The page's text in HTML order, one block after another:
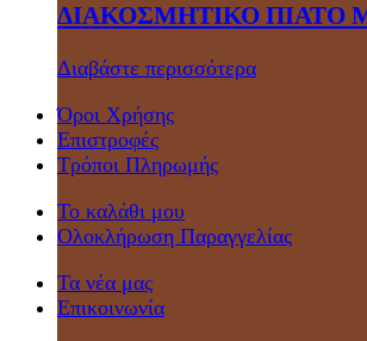
ΔΙΑΚΟΣΜΗΤΙΚΟ ΠΙΑΤΟ
Διαβάστε περισσότερα
Όροι Χρήσης
Επιστροφές
Τρόποι Πληρωμής
Το καλάθι μου
Ολοκλήρωση Παραγγελίας
Τα νέα μας
Επικοινωνία